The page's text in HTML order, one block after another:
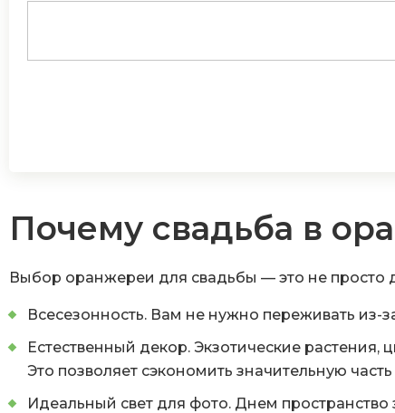
Почему свадьба в
Выбор оранжереи для свадьбы — это не просто
Всесезонность. Вам не нужно переживать из-
Естественный декор. Экзотические растения,
Это позволяет сэкономить значительную
Идеальный свет для фото. Днем пространство